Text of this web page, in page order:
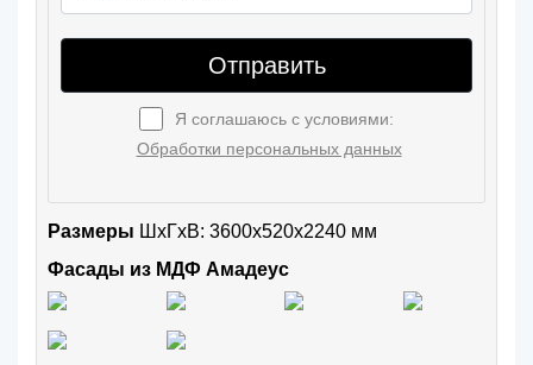
Отправить
Я соглашаюсь с условиями:
Обработки персональных данных
Размеры ШxГхВ: 3600x520x2240 мм
Фасады из МДФ Амадеус